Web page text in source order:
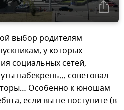
выбор родителям
у которых
социальных сетей,
набекрень… советовал
Особенно к юношам
если вы не поступите (в